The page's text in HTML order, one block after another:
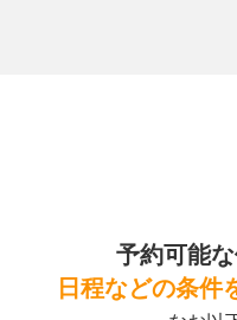
予約可能
日程などの条件